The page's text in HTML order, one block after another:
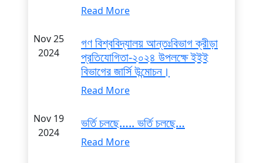
Read More
Nov 25
2024
গণ বিশ্ববিদ্যালয় আন্তঃবিভাগ ক্রীড়া
প্রতিযোগিতা-২০২৪ উপলক্ষে ইইই
বিভাগের জার্সি উন্মোচন।
Read More
Nov 19
2024
ভর্তি চলছে….. ভর্তি চলছে…
Read More